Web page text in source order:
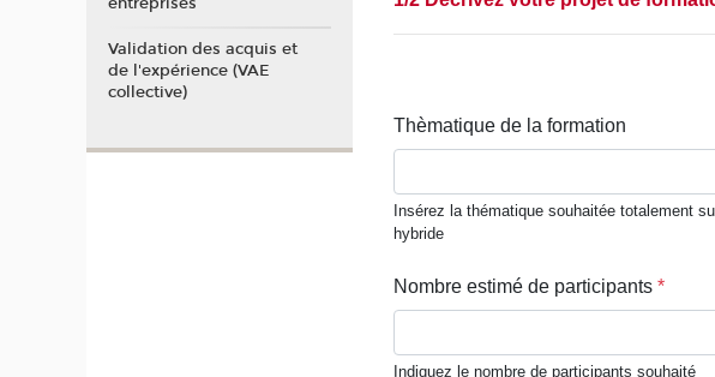
Validation des acquis et
de l'expérience (VAE
collective)